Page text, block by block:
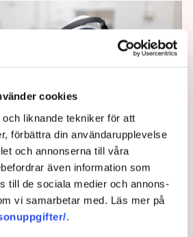
cookies
liknande tekniker för att
förbättra din användarupplevelse
och annonserna till våra
även information som
till de sociala medier och annons-
vi samarbetar med. Läs mer på
.
till charken: Så
in i Sverige